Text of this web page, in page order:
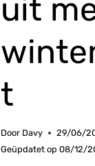
uit
t
Door Davy
29/06/
Geüpdatet op 08/12/